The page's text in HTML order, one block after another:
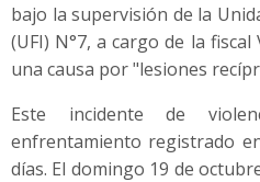
bajo la supervisión de la
(UFI) N°7, a cargo de la
una causa por "lesiones
Este incidente de
enfrentamiento registrado
días. El domingo 19 de